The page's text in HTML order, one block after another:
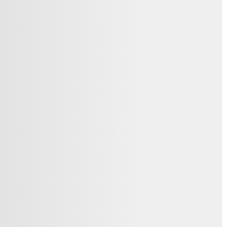
på:
känna nya människor
i mat och dryck
vilken serveras varje kväll och avnjuts i
och ibland delar vi badrum
fixar språket